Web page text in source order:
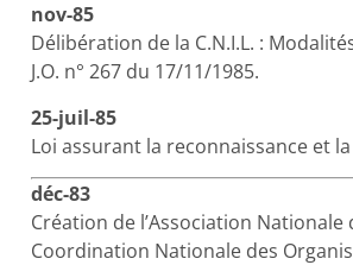
nov-85
Délibération de la C.N.I.L. :
J.O. n° 267 du 17/11/1985.
25-juil-85
Loi assurant la reconnaissance et
déc-83
Création de l’Association
Coordination Nationale des